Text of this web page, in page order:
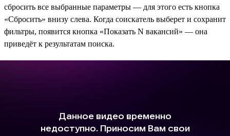
сбросить все выбранные параметры — для этого есть кнопка
«Сбросить» внизу слева. Когда соискатель выберет и сохранит
фильтры, появится кнопка «Показать N вакансий» — она
приведёт к результатам поиска.